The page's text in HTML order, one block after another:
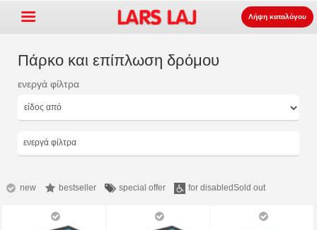
εξοπλισμός παιδότοπων
επιφάνεια +
Σχετικά με εμάς +
Λήψη καταλόγου
Πάρκο και επίπλωση δρόμου
ενεργά φίλτρα
ενεργά φίλτρα
new bestseller special offer for disabledSold out